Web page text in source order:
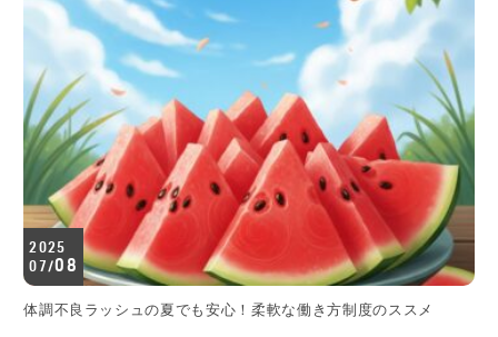
2025
07/08
体調不良ラッシュの夏でも安心！柔軟な働き方制度のススメ